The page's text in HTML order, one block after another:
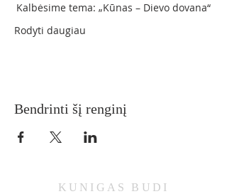
Kalbėsime tema: „Kūnas – Dievo dovana“
Rodyti daugiau
Bendrinti šį renginį
KUNIGAS BUDI